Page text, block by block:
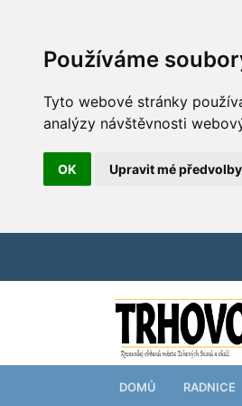
Používáme
Tyto webové stránky
analýzy návštěvnosti
OK Upravit mé předvolby
DOMŮ RADNICE